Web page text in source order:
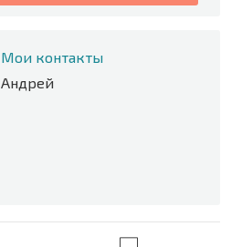
Мои контакты
Андрей